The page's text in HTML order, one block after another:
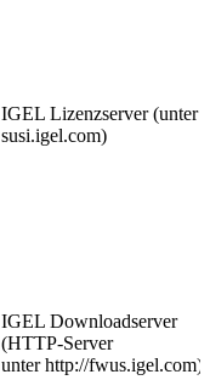
IGEL Lizenzserver (unter
susi.igel.com)
IGEL Downloadserver
(HTTP-Server
unter http://fwus.igel.com)